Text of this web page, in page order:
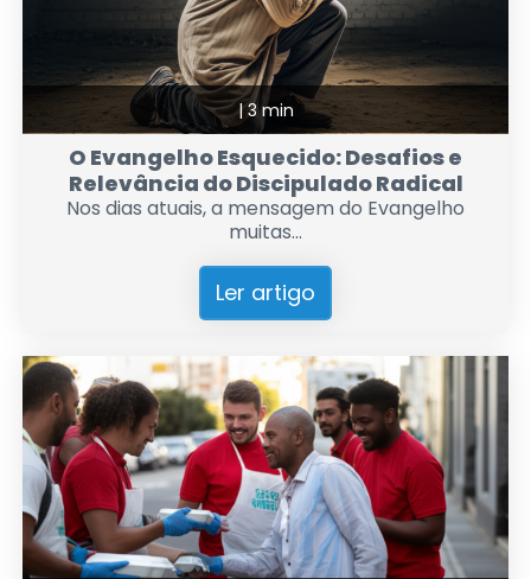
|3 min
O Evangelho Esquecido: Desafios e
Relevância do Discipulado Radical
Nos dias atuais, a mensagem do Evangelho
muitas...
Ler artigo